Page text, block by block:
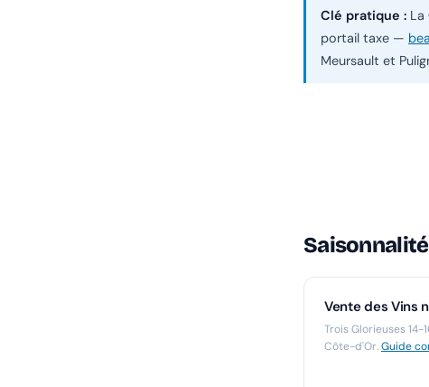
Clé pratique : La
portail taxe —
Meursault et
Vente des Vins
Trois Glorieuses 14-
Côte-d'Or.Guide